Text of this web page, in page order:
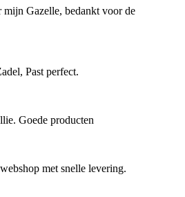
mijn Gazelle, bedankt voor de
Past perfect.
Goede producten
met snelle levering.